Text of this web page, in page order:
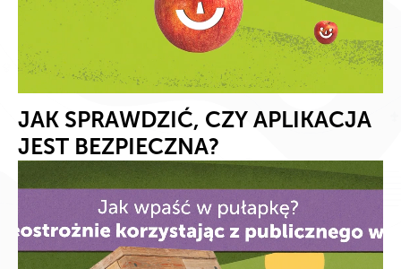
JAK SPRAWDZIĆ, CZY APLIKACJA
JEST BEZPIECZNA?